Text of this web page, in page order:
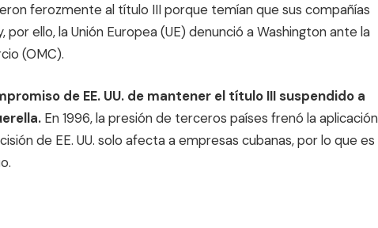
ferozmente al título III porque temían que sus compañías
por ello, la Unión Europea (UE) denunció a Washington ante la
(OMC).
de EE. UU. de mantener el título III suspendido a
En 1996, la presión de terceros países frenó la aplicación
de EE. UU. solo afecta a empresas cubanas, por lo que es